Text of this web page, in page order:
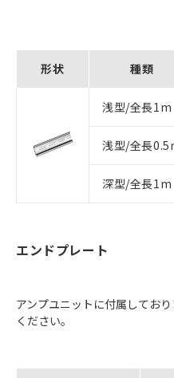
形状 種類
浅型/全長1m
浅型/全長
深型/全長1m
エンドプレート
アンプユニットに付属してお
ください。